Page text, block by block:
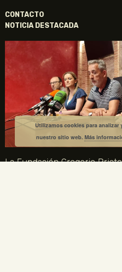
CONTACTO
NOTICIA DESTACADA
La Fundación Gregorio
Utilizamos cookies para analizar
nuestro sitio web.Más